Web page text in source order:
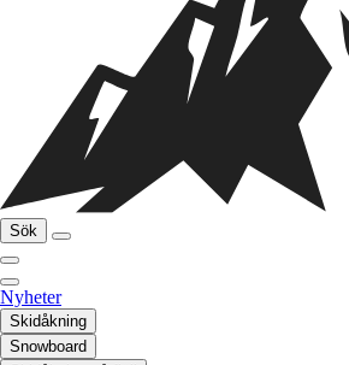
Sök
Nyheter
Skidåkning
Snowboard